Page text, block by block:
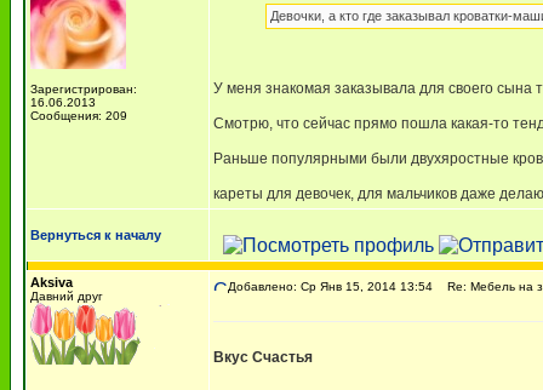
Зарегистрирован:
16.06.2013
Сообщения: 209
Девочки, а кто где заказывал кроватки-
У меня знакомая заказывала для своего сына
Смотрю, что сейчас прямо пошла какая-то
Раньше популярными были двухяростные
кареты для девочек, для мальчиков даже
Вернуться к началу
Aksiva
Давний друг
Добавлено: Ср Янв 15, 2014 13:54 Re: Мебель на
Вкус Счастья